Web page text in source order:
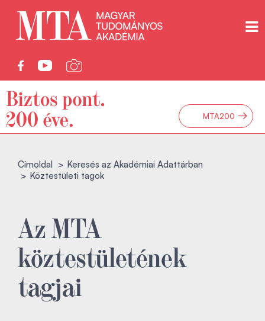
MTA200 →
Címoldal
Keresés az Akadémiai Adattárban
Köztestületi tagok
Az MTA
köztestületének
tagjai